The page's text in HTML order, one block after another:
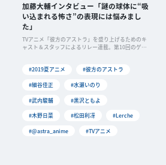
加藤大輔インタビュー「謎の球体に“吸
い込まれる怖さ”の表現には悩みまし
た」
TVアニメ「彼方のアストラ」を盛り上げるためのキ
ャスト＆スタッフによるリレー連載。第10回のゲス
#2019夏アニメ
#彼方のアストラ
#細谷佳正
#水瀬いのり
#武内駿輔
#黒沢ともよ
#木野日菜
#松田利冴
#Lerche
#@astra_anime
#TVアニメ